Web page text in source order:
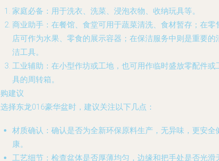
家庭必备 ：用于洗衣、洗菜、浸泡衣物、收纳玩具等。
商业助手 ：在餐馆、食堂可用于蔬菜清洗、食材暂存；在零
店可作为水果、零食的展示容器；在保洁服务中则是重要的
洁工具。
工业辅助 ：在小型作坊或工地，也可用作临时盛放零配件或
具的周转箱。
建议
择东龙016豪华盆时，建议关注以下几点：
材质确认 ：确认是否为全新环保原料生产，无异味，更安全
康。
工艺细节 ：检查盆体是否厚薄均匀，边缘和把手处是否光滑